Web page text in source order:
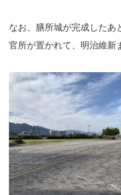
なお、膳所城が完成したあ
官所が置かれて、明治維新